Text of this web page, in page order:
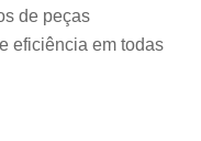
de peças
eficiência em todas